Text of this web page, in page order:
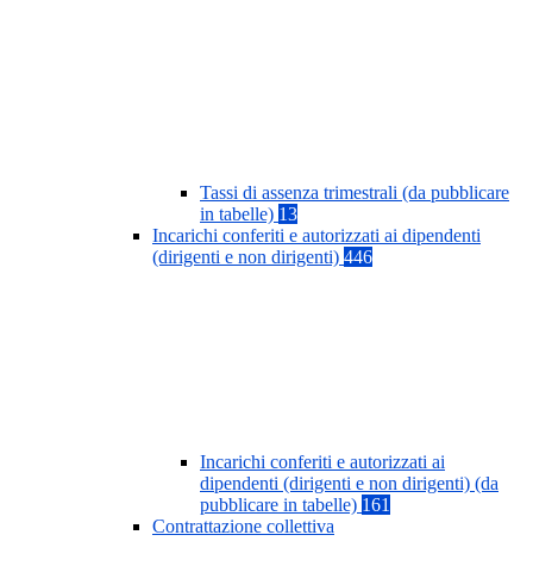
Tassi di assenza trimestrali (da pubblicare
in tabelle) 13
Incarichi conferiti e autorizzati ai dipendenti
(dirigenti e non dirigenti) 446
Incarichi conferiti e autorizzati ai
dipendenti (dirigenti e non dirigenti) (da
pubblicare in tabelle) 161
Contrattazione collettiva